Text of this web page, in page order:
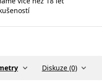
Diskuze (0)